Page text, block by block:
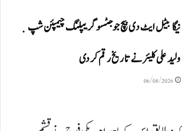
نیگا بیٹل ایٹ دی بیچ جوجٹسو گریپلنگ چیمپئن شپ ٜ
ولید علی کلیئر نے تاریخ رقم کر دی
06/08/2026